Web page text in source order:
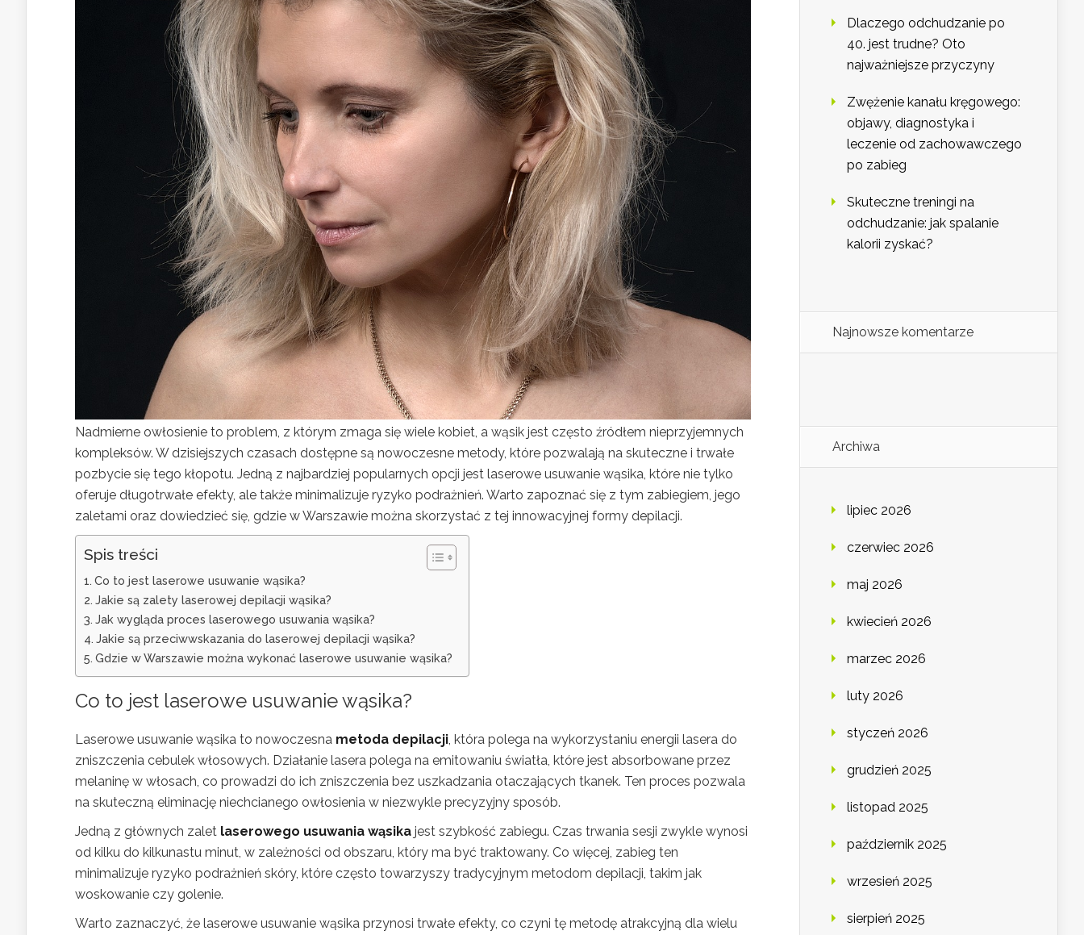
Nadmierne owłosienie to problem, z którym zmaga się wiele kobiet, a wąsik jest często źródłem nieprzyjemnych
kompleksów. W dzisiejszych czasach dostępne są nowoczesne metody, które pozwalają na skuteczne i trwałe
pozbycie się tego kłopotu. Jedną z najbardziej popularnych opcji jest laserowe usuwanie wąsika, które nie tylko
oferuje długotrwałe efekty, ale także minimalizuje ryzyko podrażnień. Warto zapoznać się z tym zabiegiem, jego
zaletami oraz dowiedzieć się, gdzie w Warszawie można skorzystać z tej innowacyjnej formy depilacji.
Spis treści
Co to jest laserowe usuwanie wąsika?
Jakie są zalety laserowej depilacji wąsika?
Jak wygląda proces laserowego usuwania wąsika?
Jakie są przeciwwskazania do laserowej depilacji wąsika?
Gdzie w Warszawie można wykonać laserowe usuwanie wąsika?
Co to jest laserowe usuwanie wąsika?
Laserowe usuwanie wąsika to nowoczesna metoda depilacji , która polega na wykorzystaniu energii lasera do
zniszczenia cebulek włosowych. Działanie lasera polega na emitowaniu światła, które jest absorbowane przez
melaninę w włosach, co prowadzi do ich zniszczenia bez uszkadzania otaczających tkanek. Ten proces pozwala
na skuteczną eliminację niechcianego owłosienia w niezwykle precyzyjny sposób.
Jedną z głównych zalet laserowego usuwania wąsika jest szybkość zabiegu. Czas trwania sesji zwykle wynosi
od kilku do kilkunastu minut, w zależności od obszaru, który ma być traktowany. Co więcej, zabieg ten
minimalizuje ryzyko podrażnień skóry, które często towarzyszy tradycyjnym metodom depilacji, takim jak
woskowanie czy golenie.
Warto zaznaczyć, że laserowe usuwanie wąsika przynosi trwałe efekty, co czyni tę metodę atrakcyjną dla wielu
Dlaczego odchudzanie po
40. jest trudne? Oto
najważniejsze przyczyny
Zwężenie kanału kręgowego:
objawy, diagnostyka i
leczenie od zachowawczego
po zabieg
Skuteczne treningi na
odchudzanie: jak spalanie
kalorii zyskać?
Najnowsze komentarze
Archiwa
lipiec 2026
czerwiec 2026
maj 2026
kwiecień 2026
marzec 2026
luty 2026
styczeń 2026
grudzień 2025
listopad 2025
październik 2025
wrzesień 2025
sierpień 2025